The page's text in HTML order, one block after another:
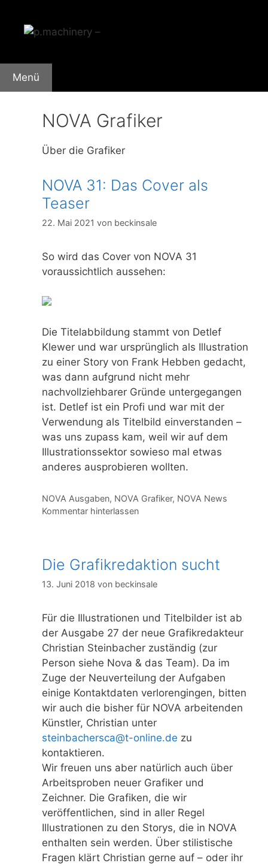
Inhalt
springen
Menü
NOVA Grafiker
Über die Grafiker
NOVA 31: Das Cover als
Teaser
22. Mai 2021 von beckinsale
So wird das Cover von NOVA 31
voraussichtlich aussehen:
Die Titelabbildung stammt von Detlef
Klewer und war ursprünglich als Illustration
zu einer Story von Frank Hebben gedacht,
was dann aufgrund nicht mehr
nachvollziehbarer Gründe untergegangen
ist. Detlef ist ein Profi und war mit der
Verwendung als Titelbild einverstanden –
was uns zupass kam, weil wir auf dem
Illustrationssektor sowieso mal etwas
anderes ausprobieren wollten.
Kategorien
NOVA Ausgaben, NOVA Grafiker, NOVA News
Kommentar hinterlassen
Die Grafikredaktion sucht
13. Juni 2018 von beckinsale
Für die Illustrationen und Titelbilder ist ab
der Ausgabe 27 der neue Grafikredakteur
Christian Steinbacher zuständig (zur
Person siehe Nova & das Team). Da im
Zuge der Neuverteilung der Aufgaben
einige Kontaktdaten verlorengingen, bitten
wir auch die bisher für NOVA arbeitenden
Künstler, Christian unter
steinbachersca@t-online.de zu
kontaktieren.
Wir freuen uns aber natürlich auch über
Arbeitsproben neuer Grafiker und
Zeichner. Die Grafiken, die wir
veröffentlichen, sind in aller Regel
Illustrationen zu den Storys, die in NOVA
enthalten sein werden. Über stilistische
Fragen klärt Christian gerne auf – oder ihr